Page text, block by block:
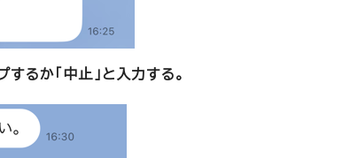
るか「中止」と入力する。